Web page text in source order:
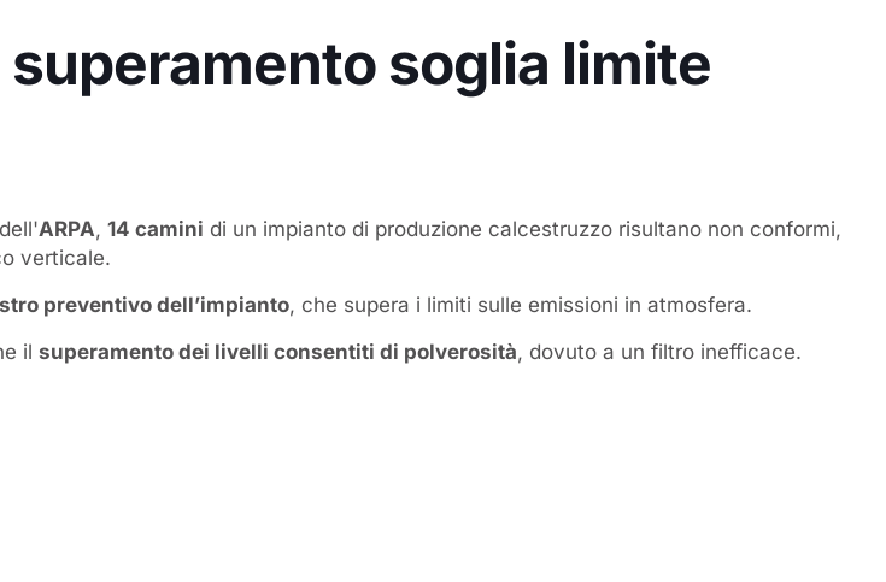
soglia limite
ARPA, 14 camini di un impianto di produzione calcestruzzo risultano non conformi,
verticale.
preventivo dell’impianto, che supera i limiti sulle emissioni in atmosfera.
il superamento dei livelli consentiti di polverosità, dovuto a un filtro inefficace.